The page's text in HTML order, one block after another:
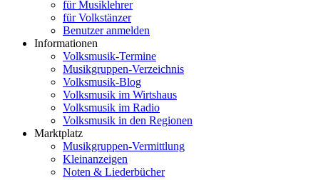
für Musiklehrer
für Volkstänzer
Benutzer anmelden
Informationen
Volksmusik-Termine
Musikgruppen-Verzeichnis
Volksmusik-Blog
Volksmusik im Wirtshaus
Volksmusik im Radio
Volksmusik in den Regionen
Marktplatz
Musikgruppen-Vermittlung
Kleinanzeigen
Noten & Liederbücher